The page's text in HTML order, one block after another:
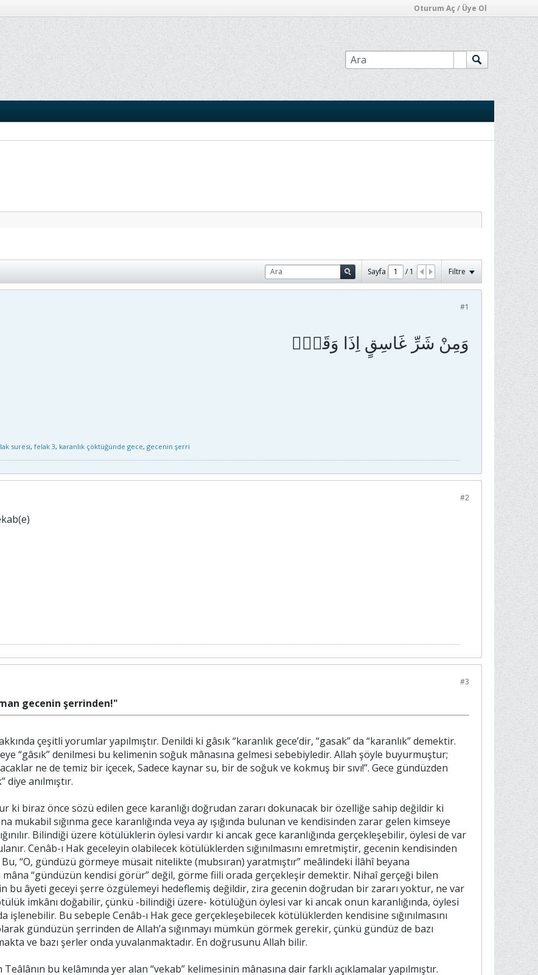
Oturum Aç / Üye Ol
Sayfa /1 Filtre
#1
suresi, felak 3, karanlık çöktüğünde gece, gecenin şerri
#2
#3
gecenin şerrinden!"
“gâsık” denilmesi bu kelimenin soğuk mânasına gelmesi sebebiyledir. Allah şöyle buyurmuştur;
ne de temiz bir içecek, Sadece kaynar su, bir de soğuk ve kokmuş bir sıvı!”. Gece gündüzden
anılmıştır.
ki biraz önce sözü edilen gece karanlığı doğrudan zararı dokunacak bir özelliğe sahip değildir ki
mukabil sığınma gece karanlığında veya ay ışığında bulunan ve kendisinden zarar gelen kimseye
Bilindiği üzere kötülüklerin öylesi vardır ki ancak gece karanlığında gerçekleşebilir, öylesi de var
Cenâb-ı Hak geceleyin olabilecek kötülüklerden sığınılmasını emretmiştir, gecenin kendisinden
“O, gündüzü görmeye müsait nitelikte (mubsıran) yaratmıştır” meâlindeki İlâhî beyana
“gündüzün kendisi görür” değil, görme fiili orada gerçekleşir demektir. Nihaî gerçeği bilen
bu âyeti geceyi şerre özgülemeyi hedeflemiş değildir, zira gecenin doğrudan bir zararı yoktur, ne var
imkânı doğabilir, çünkü -bilindiği üzere- kötülüğün öylesi var ki ancak onun karanlığında, öylesi
işlenebilir. Bu sebeple Cenâb-ı Hak gece gerçekleşebilecek kötülüklerden kendisine sığınılmasını
gündüzün şerrinden de Allah’a sığınmayı mümkün görmek gerekir, çünkü gündüz de bazı
ve bazı şerler onda yuvalanmaktadır. En doğrusunu Allah bilir.